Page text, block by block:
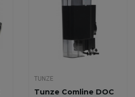
TUNZE
Tunze Comline DOC